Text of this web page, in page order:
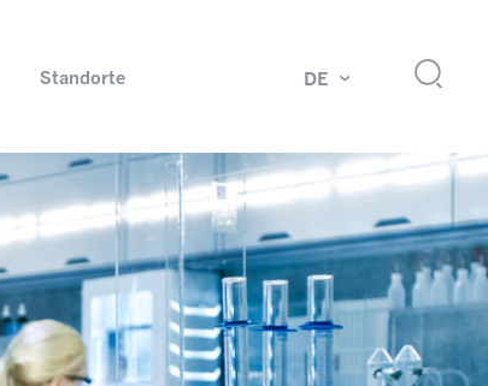
Drehdurchführungen und Schleifringe
Prüfsysteme für Automobilindustrie
Produkte und Services für Explosionsschutz
Standorte DE